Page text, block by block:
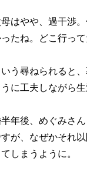
はやや、過干渉。
たね。どこ行っ
いう尋ねられると
に工夫しながら生
年後、めぐみさん
が、なぜかそれ
しまうように。